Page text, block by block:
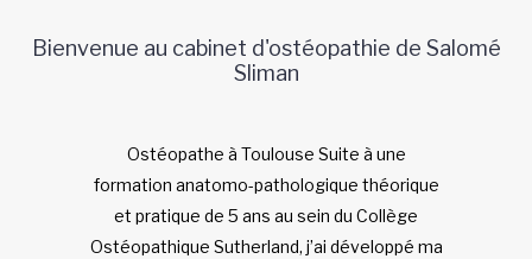
Bienvenue au cabinet d'ostéopathie de Salomé
Sliman
Ostéopathe à Toulouse Suite à une
formation anatomo-pathologique théorique
et pratique de 5 ans au sein du Collège
Ostéopathique Sutherland, j’ai développé ma